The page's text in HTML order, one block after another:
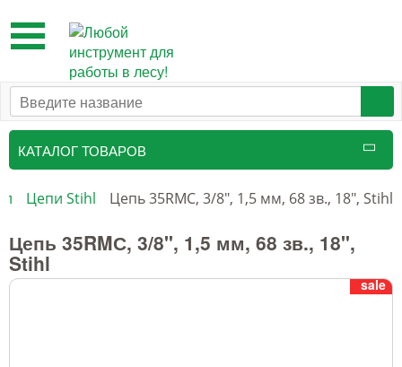
Toggle
navigation
КАТАЛОГ ТОВАРОВ
Цепи Stihl Цепь 35RMС, 3/8", 1,5 мм, 68 зв., 18", Stihl
Цепь 35RMС, 3/8", 1,5 мм, 68 зв., 18",
Stihl
sale